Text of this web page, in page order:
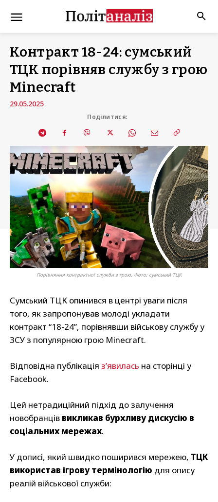
Контракт 18-24: сумський
ТЦК порівняв службу з грою
Minecraft
29.05.2025
Поділитися:
Порівняння контрактної служби з грою. Фото: сумський ТЦК
Сумський ТЦК опинився в центрі уваги після
того, як запропонував молоді укладати
контракт “18-24”, порівнявши військову службу у
ЗСУ з популярною грою Minecraft.
Відповідна публікація з’явилась на сторінці у
Facebook.
Цей нетрадиційний підхід до залучення
новобранців викликав бурхливу дискусію в
соціальних мережах.
У дописі, який швидко поширився мережею, ТЦК
використав ігрову термінологію для опису
реалій військової служби: